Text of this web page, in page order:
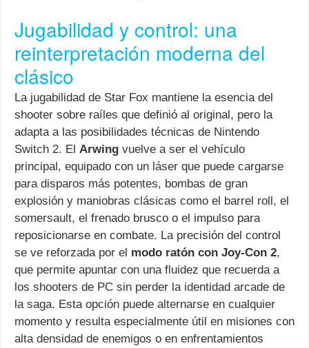
Jugabilidad y control: una
reinterpretación moderna del
clásico
La jugabilidad de Star Fox mantiene la esencia del
shooter sobre raíles que definió al original, pero la
adapta a las posibilidades técnicas de Nintendo
Switch 2. El Arwing vuelve a ser el vehículo
principal, equipado con un láser que puede cargarse
para disparos más potentes, bombas de gran
explosión y maniobras clásicas como el barrel roll, el
somersault, el frenado brusco o el impulso para
reposicionarse en combate. La precisión del control
se ve reforzada por el modo ratón con Joy-Con 2,
que permite apuntar con una fluidez que recuerda a
los shooters de PC sin perder la identidad arcade de
la saga. Esta opción puede alternarse en cualquier
momento y resulta especialmente útil en misiones con
alta densidad de enemigos o en enfrentamientos